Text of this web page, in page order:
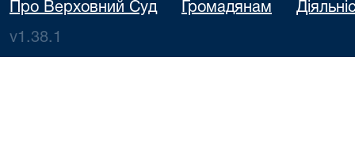
Про Верховний Суд Громадянам
v1.38.1